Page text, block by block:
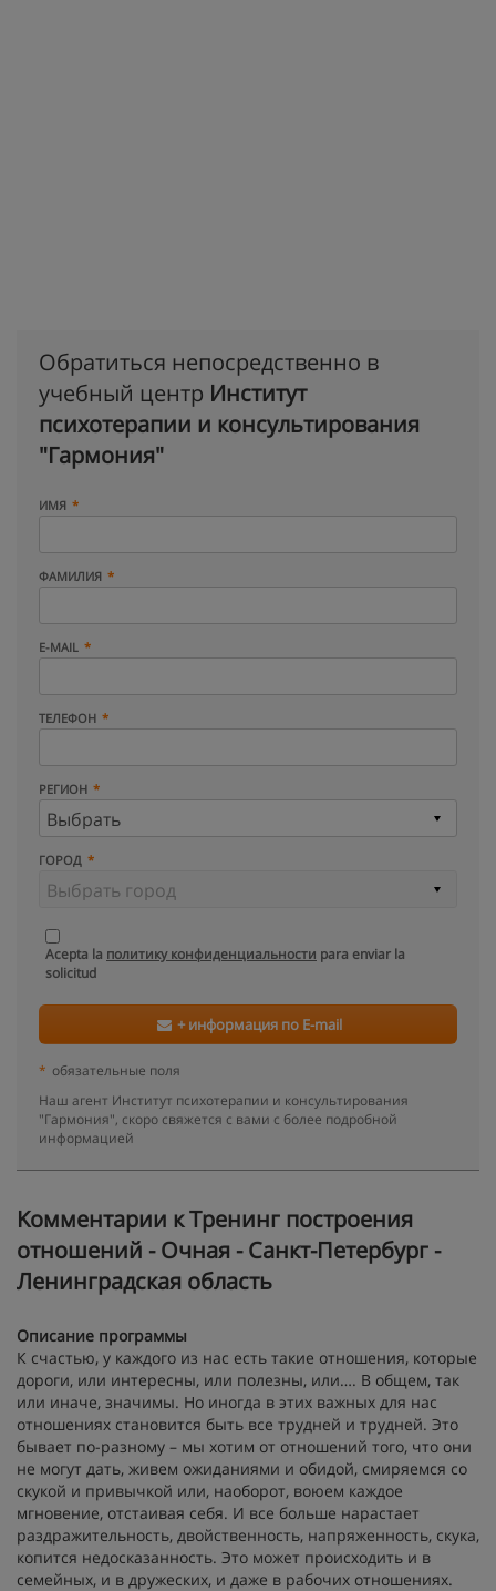
Обратиться непосредственно в
учебный центр Институт
психотерапии и консультирования
"Гармония"
ИМЯ
ФАМИЛИЯ
E-MAIL
ТЕЛЕФОН
РЕГИОН
ГОРОД
Acepta la политику конфиденциальности para enviar la
solicitud
+ информация по E-mail
* обязательные поля
Наш агент Институт психотерапии и консультирования
"Гармония", скоро свяжется с вами с более подробной
информацией
Kомментарии к Тренинг построения
отношений - Очная - Санкт-Петербург -
Ленинградская область
Описание программы
К счастью, у каждого из нас есть такие отношения, которые
дороги, или интересны, или полезны, или…. В общем, так
или иначе, значимы. Но иногда в этих важных для нас
отношениях становится быть все трудней и трудней. Это
бывает по-разному – мы хотим от отношений того, что они
не могут дать, живем ожиданиями и обидой, смиряемся со
скукой и привычкой или, наоборот, воюем каждое
мгновение, отстаивая себя. И все больше нарастает
раздражительность, двойственность, напряженность, скука,
копится недосказанность. Это может происходить и в
семейных, и в дружеских, и даже в рабочих отношениях.